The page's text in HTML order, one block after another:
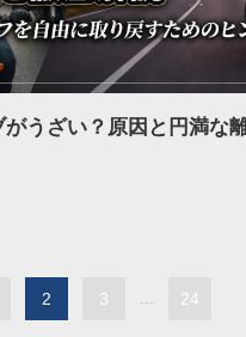
うざい？原因と円満な
2 3 ... 24